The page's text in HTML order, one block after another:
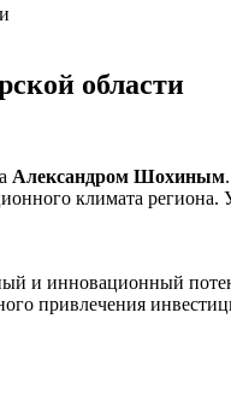
области
Александром Шохиным
климата региона.
и инновационный
привлечения